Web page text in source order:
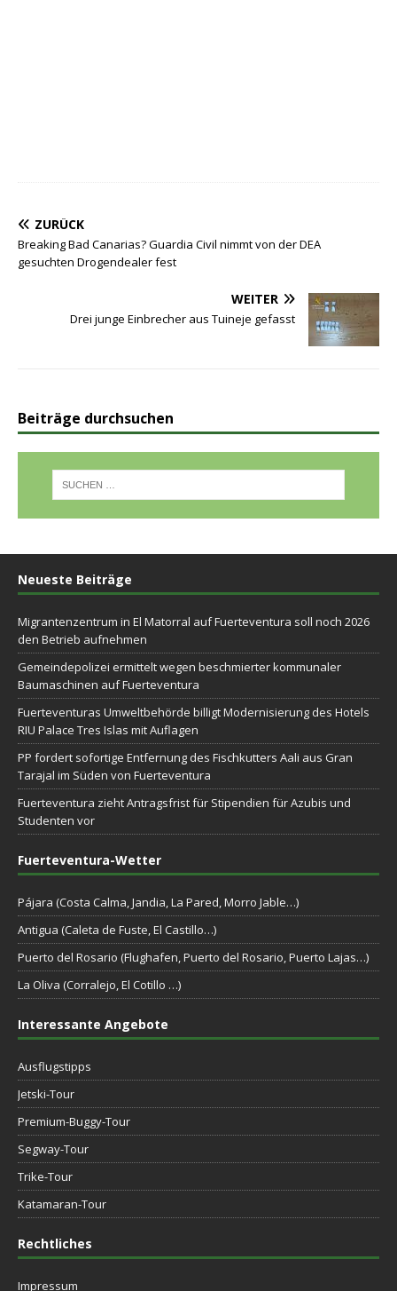
ZURÜCK
Breaking Bad Canarias? Guardia Civil nimmt von der DEA
gesuchten Drogendealer fest
WEITER
Drei junge Einbrecher aus Tuineje gefasst
Beiträge durchsuchen
Neueste Beiträge
Migrantenzentrum in El Matorral auf Fuerteventura soll noch 2026
den Betrieb aufnehmen
Gemeindepolizei ermittelt wegen beschmierter kommunaler
Baumaschinen auf Fuerteventura
Fuerteventuras Umweltbehörde billigt Modernisierung des Hotels
RIU Palace Tres Islas mit Auflagen
PP fordert sofortige Entfernung des Fischkutters Aali aus Gran
Tarajal im Süden von Fuerteventura
Fuerteventura zieht Antragsfrist für Stipendien für Azubis und
Studenten vor
Fuerteventura-Wetter
Pájara (Costa Calma, Jandia, La Pared, Morro Jable…)
Antigua (Caleta de Fuste, El Castillo…)
Puerto del Rosario (Flughafen, Puerto del Rosario, Puerto Lajas…)
La Oliva (Corralejo, El Cotillo …)
Interessante Angebote
Ausflugstipps
Jetski-Tour
Premium-Buggy-Tour
Segway-Tour
Trike-Tour
Katamaran-Tour
Rechtliches
Impressum